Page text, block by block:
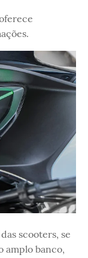
scooters, se
amplo banco,